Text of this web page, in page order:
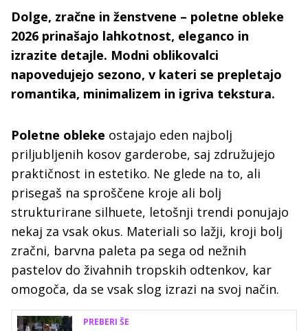
Dolge, zračne in ženstvene – poletne obleke
2026 prinašajo lahkotnost, eleganco in
izrazite detajle. Modni oblikovalci
napovedujejo sezono, v kateri se prepletajo
romantika, minimalizem in igriva tekstura.
Poletne obleke ostajajo eden najbolj
priljubljenih kosov garderobe, saj združujejo
praktičnost in estetiko. Ne glede na to, ali
prisegaš na sproščene kroje ali bolj
strukturirane silhuete, letošnji trendi ponujajo
nekaj za vsak okus. Materiali so lažji, kroji bolj
zračni, barvna paleta pa sega od nežnih
pastelov do živahnih tropskih odtenkov, kar
omogoča, da se vsak slog izrazi na svoj način.
PREBERI ŠE